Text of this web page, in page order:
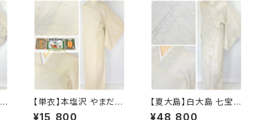
【単衣】本塩沢 やまだ織
証紙付き 横縞 小紋 正
¥15,800
【夏大島】白大島 七宝
大島紬 紗紬 正絹 小紋
¥48,800